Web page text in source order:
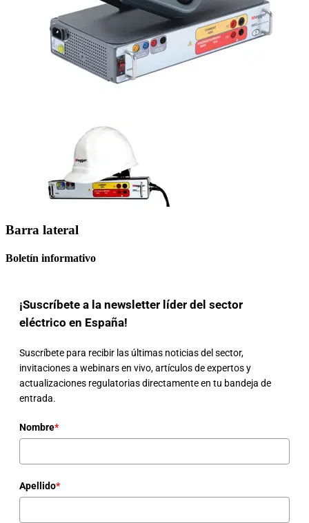
Barra lateral
Boletín informativo
¡Suscríbete a la newsletter líder del sector
eléctrico en España!
Suscríbete para recibir las últimas noticias del sector,
invitaciones a webinars en vivo, artículos de expertos y
actualizaciones regulatorias directamente en tu bandeja de
entrada.
Nombre*
Apellido*